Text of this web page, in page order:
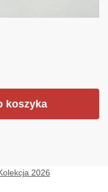
koszyka
2026